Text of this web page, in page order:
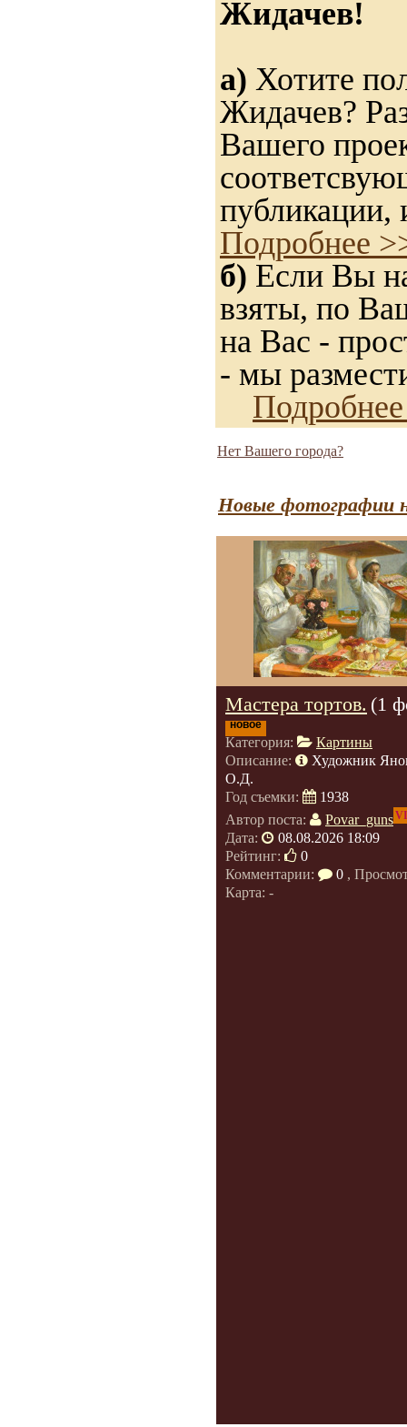
Жидачев!
а) Хотите
Жидачев?
Вашего
публикации,
Подробнее
б) Если Вы
взяты, по
на Вас -
- мы
Нет Вашего города?
Новые фотографии
Мастера тортов. (1
новое
Категория:
Картины
Описание:
Художник
О.Д.
Год съемки:
1938
Автор поста:
Povar_guns
Дата:
08.08.2026 18:09
Рейтинг:
0
Комментарии:
0 ,
Карта: -